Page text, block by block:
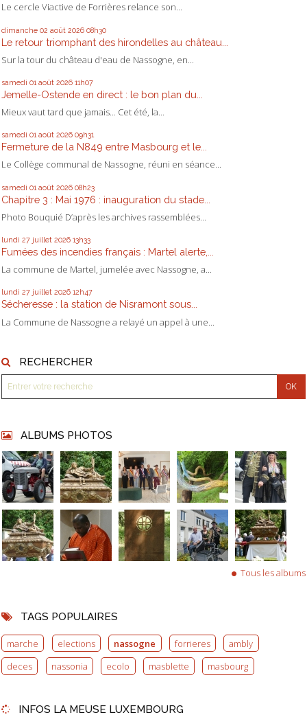
Le cercle Viactive de Forrières relance son...
dimanche 02 août 2026 08h30
Le retour triomphant des hirondelles au château...
Sur la tour du château d'eau de Nassogne, en...
samedi 01 août 2026 11h07
Jemelle-Ostende en direct : le bon plan du...
Mieux vaut tard que jamais... Cet été, la...
samedi 01 août 2026 09h31
Fermeture de la N849 entre Masbourg et le...
Le Collège communal de Nassogne, réuni en séance...
samedi 01 août 2026 08h23
Chapitre 3 : Mai 1976 : inauguration du stade...
Photo Bouquié D’après les archives rassemblées...
lundi 27 juillet 2026 13h33
Fumées des incendies français : Martel alerte,...
La commune de Martel, jumelée avec Nassogne, a...
lundi 27 juillet 2026 12h47
Sécheresse : la station de Nisramont sous...
La Commune de Nassogne a relayé un appel à une...
RECHERCHER
ALBUMS PHOTOS
Tous les albums
TAGS POPULAIRES
marche elections nassogne forrieres
ambly
deces
nassonia ecolo masblette masbourg
INFOS LA MEUSE LUXEMBOURG